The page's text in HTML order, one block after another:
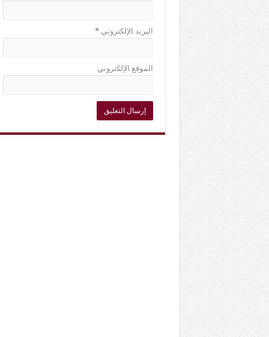
البريد الإلكتروني*
الموقع الإلكتروني